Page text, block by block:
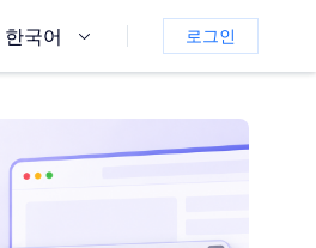
한국어 로그인